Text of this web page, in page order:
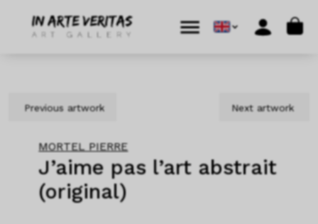
Cart
Previous artwork Next artwork
MORTEL PIERRE
J’aime pas l’art abstrait
(original)